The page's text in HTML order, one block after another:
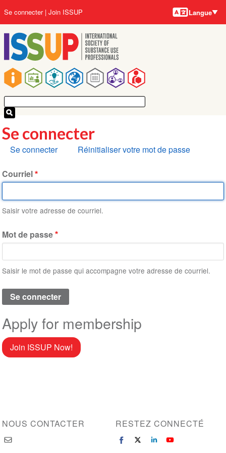
au
contenu
principal
Main
navigation
User
account
menu
Se connecter Join ISSUP Langues
Langue
Se connecter
Onglets
Se connecter Réinitialiser votre mot de passe
Courriel
Saisir votre adresse de courriel.
Mot de passe
Saisir le mot de passe qui accompagne votre adresse de courriel.
Apply for membership
Join ISSUP Now!
NOUS CONTACTER RESTEZ CONNECTÉ